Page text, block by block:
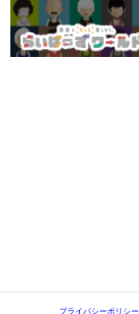
プライバシーポリシー